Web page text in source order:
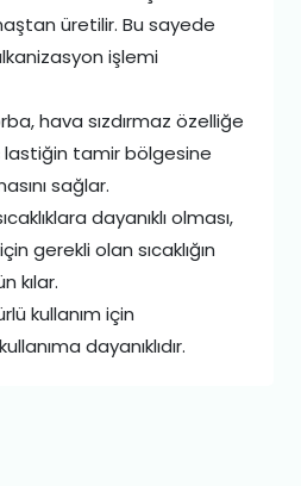
üretilir. Bu sayede
işlemi
hava sızdırmaz özelliğe
tamir bölgesine
sağlar.
dayanıklı olması,
gerekli olan sıcaklığın
kılar.
kullanım için
dayanıklıdır.